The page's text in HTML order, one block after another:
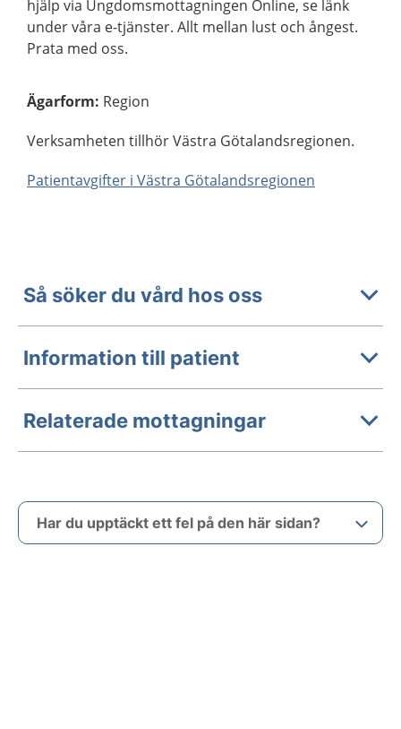
hjälp via Ungdomsmottagningen Online, se länk
under våra e-tjänster. Allt mellan lust och ångest.
Prata med oss.
Ägarform: Region
Verksamheten tillhör Västra Götalandsregionen.
Patientavgifter i Västra Götalandsregionen
Så söker du vård hos oss
Information till patient
Relaterade mottagningar
Har du upptäckt ett fel på den här sidan?